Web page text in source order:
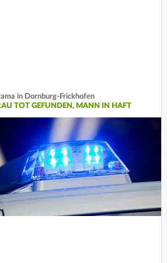
in Dornburg-Frickhofen
TOT GEFUNDEN, MANN IN HAFT